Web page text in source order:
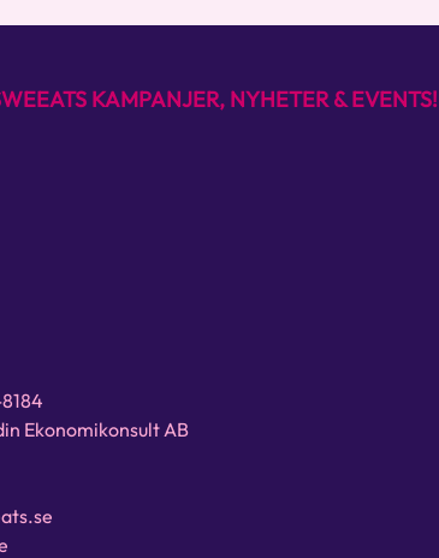
KAMPANJER, NYHETER & EVENTS!
Ekonomikonsult AB